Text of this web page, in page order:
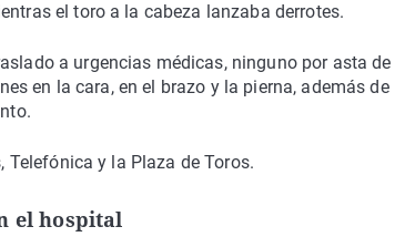
el toro a la cabeza lanzaba derrotes.
a urgencias médicas, ninguno por asta de
en la cara, en el brazo y la pierna, además de
Telefónica y la Plaza de Toros.
el hospital